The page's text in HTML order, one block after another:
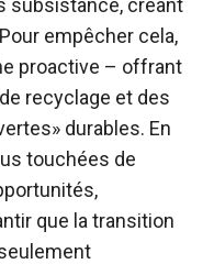
subsistance, créant
empêcher cela,
proactive – offrant
recyclage et des
durables. En
touchées de
que la transition